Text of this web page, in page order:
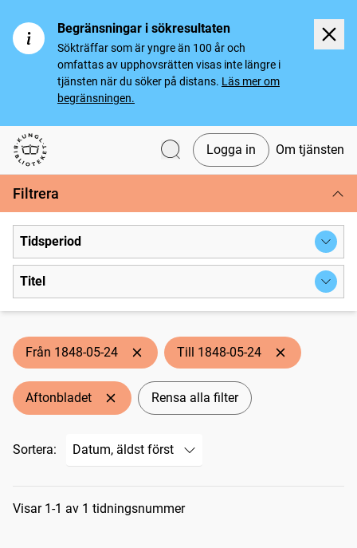
Begränsningar i sökresultaten
Sökträffar som är yngre än 100 år och
omfattas av upphovsrätten visas inte längre i
tjänsten när du söker på distans. Läs mer om
begränsningen.
Svenska tidningar
Logga in Om tjänsten
Filtrera
Tidsperiod
Titel
Från 1848-05-24 Till 1848-05-24
Aftonbladet Rensa alla filter
Sortera:
Sökresultat
Visar 1-1 av 1 tidningsnummer